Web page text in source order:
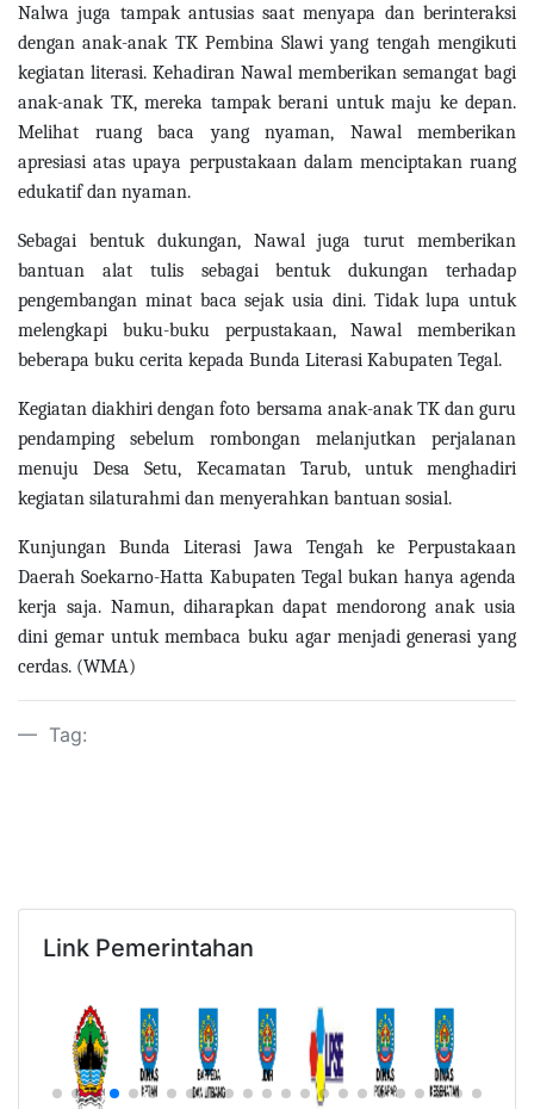
Nalwa juga tampak antusias saat menyapa dan berinteraksi
dengan anak-anak TK Pembina Slawi yang tengah mengikuti
kegiatan literasi. Kehadiran Nawal memberikan semangat bagi
anak-anak TK, mereka tampak berani untuk maju ke depan.
Melihat ruang baca yang nyaman, Nawal memberikan
apresiasi atas upaya perpustakaan dalam menciptakan ruang
edukatif dan nyaman.
Sebagai bentuk dukungan, Nawal juga turut memberikan
bantuan alat tulis sebagai bentuk dukungan terhadap
pengembangan minat baca sejak usia dini. Tidak lupa untuk
melengkapi buku-buku perpustakaan, Nawal memberikan
beberapa buku cerita kepada Bunda Literasi Kabupaten Tegal.
Kegiatan diakhiri dengan foto bersama anak-anak TK dan guru
pendamping sebelum rombongan melanjutkan perjalanan
menuju Desa Setu, Kecamatan Tarub, untuk menghadiri
kegiatan silaturahmi dan menyerahkan bantuan sosial.
Kunjungan Bunda Literasi Jawa Tengah ke Perpustakaan
Daerah Soekarno-Hatta Kabupaten Tegal bukan hanya agenda
kerja saja. Namun, diharapkan dapat mendorong anak usia
dini gemar untuk membaca buku agar menjadi generasi yang
cerdas. (WMA)
Tag:
Link Pemerintahan